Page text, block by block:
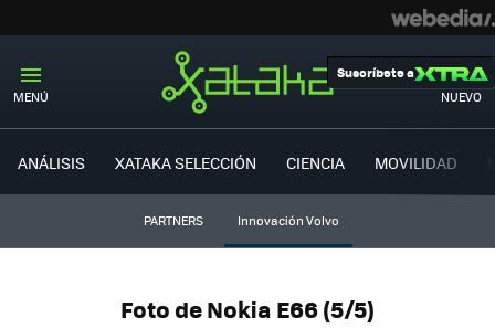
MENÚ NUEVO
Suscríbete a
ANÁLISIS XATAKA SELECCIÓN CIENCIA MOVILIDAD
PARTNERS Innovación Volvo
Foto de Nokia E66 (5/5)